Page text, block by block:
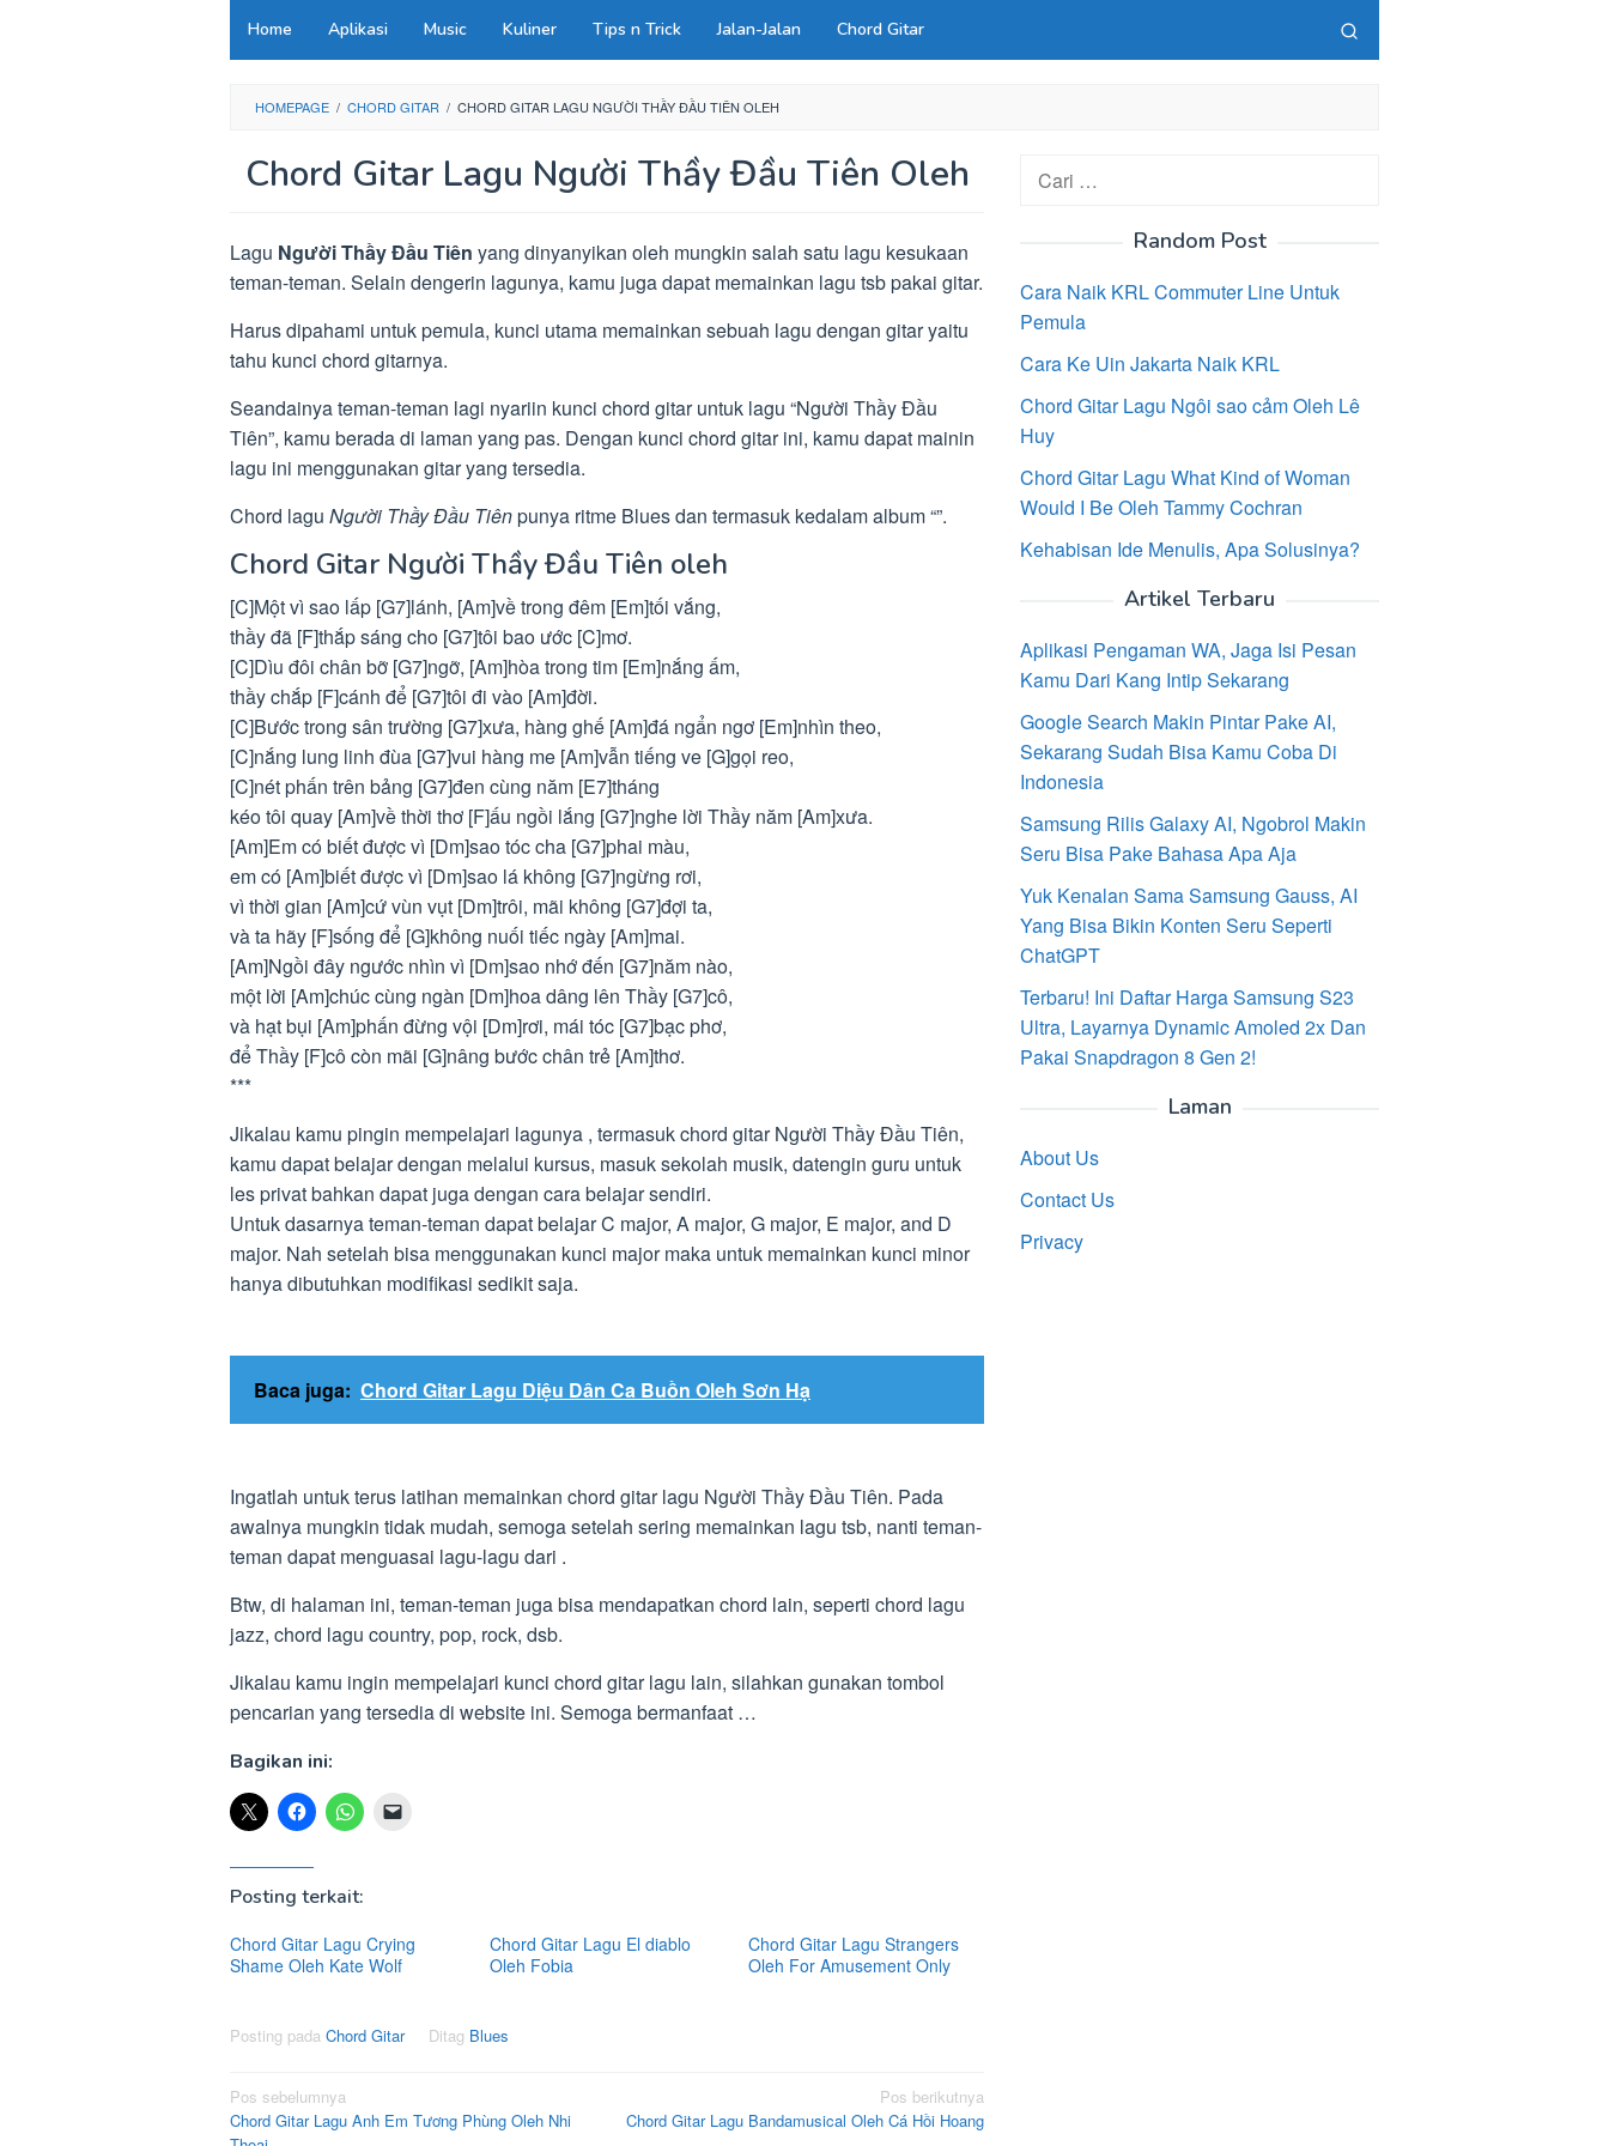
Home Aplikasi Music Kuliner Tips n Trick Jalan-Jalan Chord Gitar
HOMEPAGE / CHORD GITAR / CHORD GITAR LAGU NGƯỜI THẦY ĐẦU TIÊN OLEH
Chord Gitar Lagu Người Thầy Đầu Tiên Oleh
Lagu Người Thầy Đầu Tiên yang dinyanyikan oleh mungkin salah satu lagu kesukaan
teman-teman. Selain dengerin lagunya, kamu juga dapat memainkan lagu tsb pakai gitar.
Harus dipahami untuk pemula, kunci utama memainkan sebuah lagu dengan gitar yaitu
tahu kunci chord gitarnya.
Seandainya teman-teman lagi nyariin kunci chord gitar untuk lagu “Người Thầy Đầu
Tiên”, kamu berada di laman yang pas. Dengan kunci chord gitar ini, kamu dapat mainin
lagu ini menggunakan gitar yang tersedia.
Chord lagu Người Thầy Đầu Tiênpunya ritme Blues dan termasuk kedalam album “”.
Chord Gitar Người Thầy Đầu Tiên oleh
[C]Một vì sao lấp [G7]lánh, [Am]về trong đêm [Em]tối vắng,
thầy đã [F]thắp sáng cho [G7]tôi bao ước [C]mơ.
[C]Dìu đôi chân bỡ [G7]ngỡ, [Am]hòa trong tim [Em]nắng ấm,
thầy chắp [F]cánh để [G7]tôi đi vào [Am]đời.
[C]Bước trong sân trường [G7]xưa, hàng ghế [Am]đá ngẩn ngơ [Em]nhìn theo,
[C]nắng lung linh đùa [G7]vui hàng me [Am]vẫn tiếng ve [G]gọi reo,
[C]nét phấn trên bảng [G7]đen cùng năm [E7]tháng
kéo tôi quay [Am]về thời thơ [F]ấu ngồi lắng [G7]nghe lời Thầy năm [Am]xưa.
[Am]Em có biết được vì [Dm]sao tóc cha [G7]phai màu,
em có [Am]biết được vì [Dm]sao lá không [G7]ngừng rơi,
vì thời gian [Am]cứ vùn vụt [Dm]trôi, mãi không [G7]đợi ta,
và ta hãy [F]sống để [G]không nuối tiếc ngày [Am]mai.
[Am]Ngồi đây ngước nhìn vì [Dm]sao nhớ đến [G7]năm nào,
một lời [Am]chúc cùng ngàn [Dm]hoa dâng lên Thầy [G7]cô,
và hạt bụi [Am]phấn đừng vội [Dm]rơi, mái tóc [G7]bạc phơ,
để Thầy [F]cô còn mãi [G]nâng bước chân trẻ [Am]thơ.
***
Jikalau kamu pingin mempelajari lagunya , termasuk chord gitar Người Thầy Đầu Tiên,
kamu dapat belajar dengan melalui kursus, masuk sekolah musik, datengin guru untuk
les privat bahkan dapat juga dengan cara belajar sendiri.
Untuk dasarnya teman-teman dapat belajar C major, A major, G major, E major, and D
major. Nah setelah bisa menggunakan kunci major maka untuk memainkan kunci minor
hanya dibutuhkan modifikasi sedikit saja.
Baca juga: Chord Gitar Lagu Diệu Dân Ca Buồn Oleh Sơn Hạ
Ingatlah untuk terus latihan memainkan chord gitar lagu Người Thầy Đầu Tiên. Pada
awalnya mungkin tidak mudah, semoga setelah sering memainkan lagu tsb, nanti teman-
teman dapat menguasai lagu-lagu dari .
Btw, di halaman ini, teman-teman juga bisa mendapatkan chord lain, seperti chord lagu
jazz, chord lagu country, pop, rock, dsb.
Jikalau kamu ingin mempelajari kunci chord gitar lagu lain, silahkan gunakan tombol
pencarian yang tersedia di website ini. Semoga bermanfaat …
Bagikan ini:
Posting terkait:
Chord Gitar Lagu Crying
Shame Oleh Kate Wolf
Chord Gitar Lagu El diablo
Oleh Fobia
Chord Gitar Lagu Strangers
Oleh For Amusement Only
Posting pada Chord Gitar Ditag Blues
Navigasi
pos
Pos sebelumnya
Chord Gitar Lagu Anh Em Tương Phùng Oleh Nhi
Pos berikutnya
Chord Gitar Lagu Bandamusical Oleh Cá Hồi Hoang
Cari
Random Post
Cara Naik KRL Commuter Line Untuk
Pemula
Cara Ke Uin Jakarta Naik KRL
Chord Gitar Lagu Ngôi sao cảm Oleh Lê
Huy
Chord Gitar Lagu What Kind of Woman
Would I Be Oleh Tammy Cochran
Kehabisan Ide Menulis, Apa Solusinya?
Artikel Terbaru
Aplikasi Pengaman WA, Jaga Isi Pesan
Kamu Dari Kang Intip Sekarang
Google Search Makin Pintar Pake AI,
Sekarang Sudah Bisa Kamu Coba Di
Indonesia
Samsung Rilis Galaxy AI, Ngobrol Makin
Seru Bisa Pake Bahasa Apa Aja
Yuk Kenalan Sama Samsung Gauss, AI
Yang Bisa Bikin Konten Seru Seperti
ChatGPT
Terbaru! Ini Daftar Harga Samsung S23
Ultra, Layarnya Dynamic Amoled 2x Dan
Pakai Snapdragon 8 Gen 2!
Laman
About Us
Contact Us
Privacy